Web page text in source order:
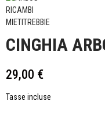
CINGHIA
29,00 €
Tasse incluse